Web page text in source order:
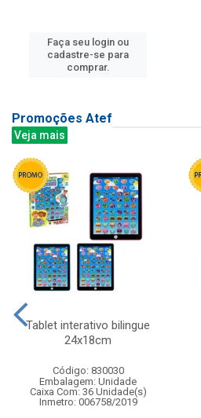
Faça seu login ou
cadastre-se para
comprar.
Promoções Atef
Veja mais
Tablet interativo bilingue
24x18cm
Código: 830030
Embalagem: Unidade
Caixa Com: 36 Unidade(s)
Inmetro: 006758/2019